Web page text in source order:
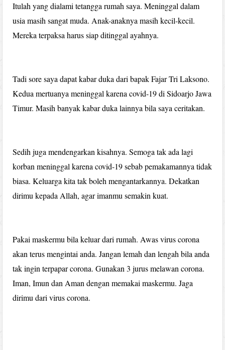
Itulah yang dialami tetangga rumah saya. Meninggal dalam
usia masih sangat muda. Anak-anaknya masih kecil-kecil.
Mereka terpaksa harus siap ditinggal ayahnya.
Tadi sore saya dapat kabar duka dari bapak Fajar Tri Laksono.
Kedua mertuanya meninggal karena covid-19 di Sidoarjo Jawa
Timur. Masih banyak kabar duka lainnya bila saya ceritakan.
Sedih juga mendengarkan kisahnya. Semoga tak ada lagi
korban meninggal karena covid-19 sebab pemakamannya tidak
biasa. Keluarga kita tak boleh mengantarkannya. Dekatkan
dirimu kepada Allah, agar imanmu semakin kuat.
Pakai maskermu bila keluar dari rumah. Awas virus corona
akan terus mengintai anda. Jangan lemah dan lengah bila anda
tak ingin terpapar corona. Gunakan 3 jurus melawan corona.
Iman, Imun dan Aman dengan memakai maskermu. Jaga
dirimu dari virus corona.